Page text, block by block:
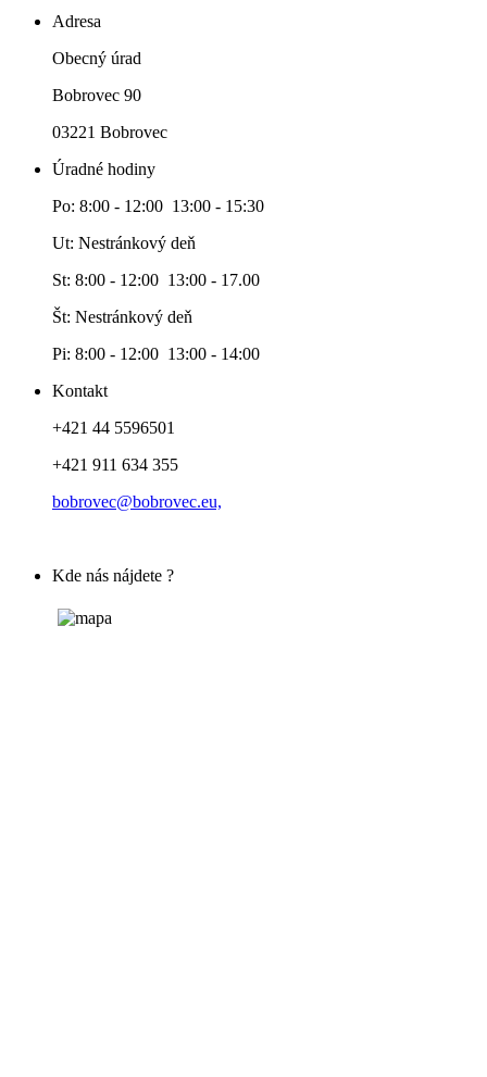
Adresa
Obecný úrad
Bobrovec 90
03221 Bobrovec
Úradné hodiny
Po: 8:00 - 12:00 13:00 - 15:30
Ut: Nestránkový deň
St: 8:00 - 12:00 13:00 - 17.00
Št: Nestránkový deň
Pi: 8:00 - 12:00 13:00 - 14:00
Kontakt
+421 44 5596501
+421 911 634 355
bobrovec@bobrovec.eu,
Kde nás nájdete ?